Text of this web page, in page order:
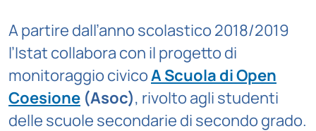
A partire dall’anno scolastico 2018/2019
l’Istat collabora con il progetto di
monitoraggio civicoA Scuola di Open
Coesione (Asoc), rivolto agli studenti
delle scuole secondarie di secondo grado.